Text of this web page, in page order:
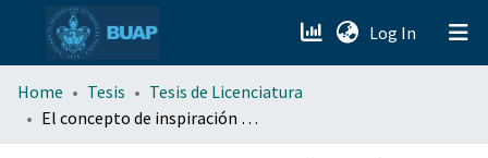
Log In (current)
menu.section.about_menu
Home Tesis
Tesis de Licenciatura
El concepto de inspiración poética en el Arco y la Lira de Octavio Paz a través de tres momentos de la literatura: Platón, Romanticismo alemán y la hermenéutica de Martin Heidegger